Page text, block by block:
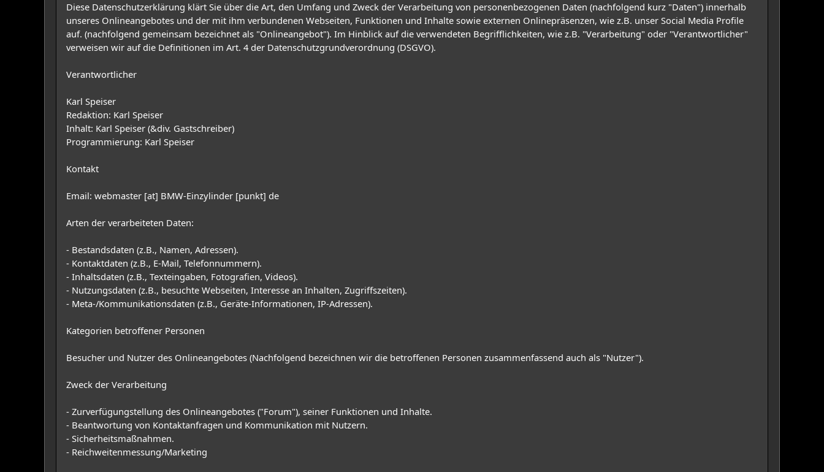
Diese Datenschutzerklärung klärt Sie über die Art, den Umfang und Zweck der Verarbeitung von personenbezogenen Daten (nachfolgend kurz "Daten") innerhalb
unseres Onlineangebotes und der mit ihm verbundenen Webseiten, Funktionen und Inhalte sowie externen Onlinepräsenzen, wie z.B. unser Social Media Profile
auf. (nachfolgend gemeinsam bezeichnet als "Onlineangebot"). Im Hinblick auf die verwendeten Begrifflichkeiten, wie z.B. "Verarbeitung" oder "Verantwortlicher"
verweisen wir auf die Definitionen im Art. 4 der Datenschutzgrundverordnung (DSGVO).
Verantwortlicher
Karl Speiser
Redaktion: Karl Speiser
Inhalt: Karl Speiser (&div. Gastschreiber)
Programmierung: Karl Speiser
Kontakt
Email: webmaster [at] BMW-Einzylinder [punkt] de
Arten der verarbeiteten Daten:
- Bestandsdaten (z.B., Namen, Adressen).
- Kontaktdaten (z.B., E-Mail, Telefonnummern).
- Inhaltsdaten (z.B., Texteingaben, Fotografien, Videos).
- Nutzungsdaten (z.B., besuchte Webseiten, Interesse an Inhalten, Zugriffszeiten).
- Meta-/Kommunikationsdaten (z.B., Geräte-Informationen, IP-Adressen).
Kategorien betroffener Personen
Besucher und Nutzer des Onlineangebotes (Nachfolgend bezeichnen wir die betroffenen Personen zusammenfassend auch als "Nutzer").
Zweck der Verarbeitung
- Zurverfügungstellung des Onlineangebotes ("Forum"), seiner Funktionen und Inhalte.
- Beantwortung von Kontaktanfragen und Kommunikation mit Nutzern.
- Sicherheitsmaßnahmen.
- Reichweitenmessung/Marketing